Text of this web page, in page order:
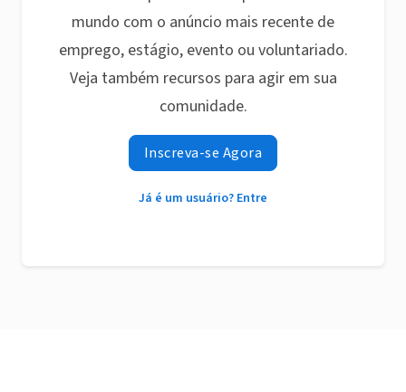
mundo com o anúncio mais recente de
emprego, estágio, evento ou voluntariado.
Veja também recursos para agir em sua
comunidade.
Inscreva-se Agora
Já é um usuário? Entre